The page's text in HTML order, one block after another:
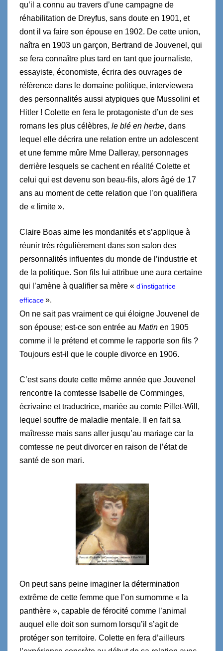
qu’il a connu au travers d’une campagne de
réhabilitation de Dreyfus, sans doute en 1901, et
dont il va faire son épouse en 1902. De cette union,
naîtra en 1903 un garçon, Bertrand de Jouvenel, qui
se fera connaître plus tard en tant que journaliste,
essayiste, économiste, écrira des ouvrages de
référence dans le domaine politique, interviewera
des personnalités aussi atypiques que Mussolini et
Hitler ! Colette en fera le protagoniste d’un de ses
romans les plus célèbres, le blé en herbe, dans
lequel elle décrira une relation entre un adolescent
et une femme mûre Mme Dalleray, personnages
derrière lesquels se cachent en réalité Colette et
celui qui est devenu son beau-fils, alors âgé de 17
ans au moment de cette relation que l’on qualifiera
de « limite ».
Claire Boas aime les mondanités et s’applique à
réunir très régulièrement dans son salon des
personnalités influentes du monde de l’industrie et
de la politique. Son fils lui attribue une aura certaine
qui l’amène à qualifier sa mère « d’instigatrice
efficace».
On ne sait pas vraiment ce qui éloigne Jouvenel de
son épouse; est-ce son entrée au Matin en 1905
comme il le prétend et comme le rapporte son fils ?
Toujours est-il que le couple divorce en 1906.
C’est sans doute cette même année que Jouvenel
rencontre la comtesse Isabelle de Comminges,
écrivaine et traductrice, mariée au comte Pillet-Will,
lequel souffre de maladie mentale. Il en fait sa
maîtresse mais sans aller jusqu’au mariage car la
comtesse ne peut divorcer en raison de l’état de
santé de son mari.
On peut sans peine imaginer la détermination
extrême de cette femme que l’on surnomme « la
panthère », capable de férocité comme l’animal
auquel elle doit son surnom lorsqu’il s’agit de
protéger son territoire. Colette en fera d’ailleurs